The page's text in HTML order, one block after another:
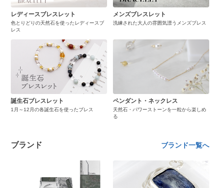
レディースブレスレット
色とりどりの天然石を使ったレディースブ
レス
メンズブレスレット
洗練された大人の雰囲気漂うメンズブレス
誕生石ブレスレット
1月～12月の各誕生石を使ったブレス
ペンダント・ネックレス
天然石・パワーストーンを一粒から楽しめ
る
ブランド ブランド一覧へ